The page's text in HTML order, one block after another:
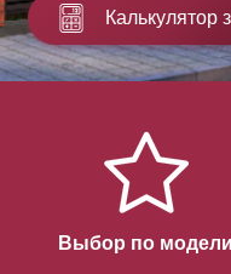
Калькулятор
Выбор по модели